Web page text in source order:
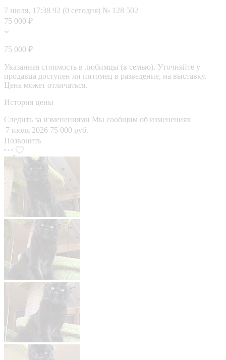
7 июля, 17:38 92 (0 сегодня) № 128 502
75 000 ₽
75 000 ₽
Указанная стоимость в любимцы (в семью). Уточняйте у
продавца доступен ли питомец в разведение, на выставку.
Цена может отличаться.
История цены
Следить за изменениями Мы сообщим об изменениях
7 июля 2026 75 000 руб.
Позвонить